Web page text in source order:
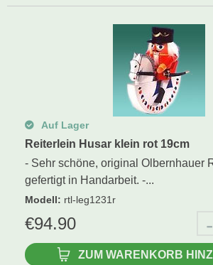
Holzkunst nach Hersteller
Auf Lager
Reiterlein Husar klein rot 19cm
- Sehr schöne, original Olbernhauer
gefertigt in Handarbeit. -...
Modell: rtl-leg1231r
€94.90
ZUM WARENKORB